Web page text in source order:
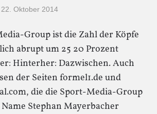
22. Oktober 2014
Group ist die Zahl der Köpfe
abrupt um 25 20 Prozent
Hinterher: Dazwischen. Auch
der Seiten formel1.de und
die die Sport-Media-Group
Stephan Mayerbacher